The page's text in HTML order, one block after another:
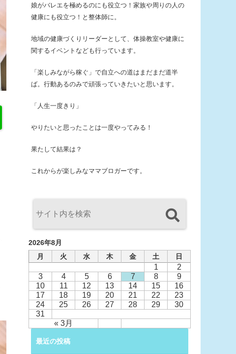
娘がバレエを極めるのにも役立つ！家族や周りの人の
健康にも役立つ！と整体師に。
地域の健康づくりリーダーとして、体操教室や健康に
関するイベントなども行っています。
「楽しみながら稼ぐ」で自立への道はまだまだ道半
ば。行動あるのみで頑張っていきたいと思います。
「人生一度きり」
やりたいと思ったことは一度やってみる！
果たして結果は？
これからが楽しみなママブロガーです。
2026年8月
月
火 水 木 金 土 日
« 3月
1
2
3
4 5 6 7 8
9
10
11 12 13 14 15
16
17
18 19 20 21 22
23
24
25 26 27 28 29
30
31
最近の投稿